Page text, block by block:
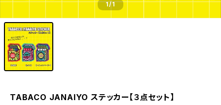
1/1
TABACO JANAIYO ステッカー【３点セット】